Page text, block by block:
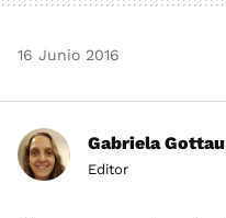
16 Junio 2016
Gabriela Gottau
Editor